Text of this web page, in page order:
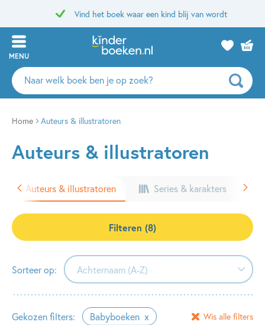
Vind het boek waar een kind blij van wordt
MENU
Zoeken
naar
auteurs
uitgevers
Home Auteurs & illustratoren
Auteurs & illustratoren
Auteurs & illustratoren Series & karakters
Filteren (8)
Sorteer op: Achternaam (A-Z)
Achternaam (A-Z)
Achternaam (Z-A)
Gekozen filters: Babyboeken Wis alle filters